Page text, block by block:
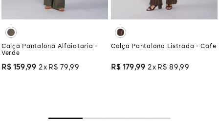
Calça Pantalona Alfaiataria -
Verde
R$ 159,99 2 R$ 79 ,99
Calça Pantalona Listrada - Cafe
R$ 179,99 2 R$ 89 ,99